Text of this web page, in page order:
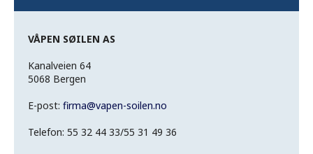
VÅPEN SØILEN AS
Kanalveien 64
5068 Bergen
E-post: firma@vapen-soilen.no
Telefon: 55 32 44 33/55 31 49 36